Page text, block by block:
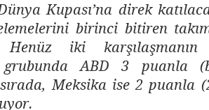
Kupası’na direk
birinci bitiren
Henüz iki karşılaşmanın
grubunda ABD 3 puanla
Meksika ise 2 puanla